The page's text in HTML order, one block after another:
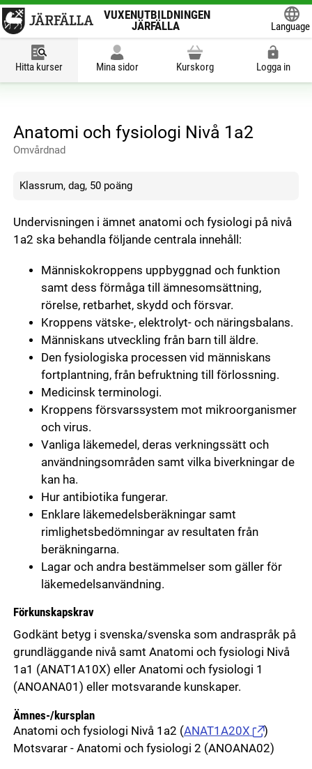
VUXENUTBILDNINGEN
JÄRFÄLLA
Language
Hitta kurser Mina sidor Kurskorg Logga in
Anatomi och fysiologi Nivå 1a2
Omvårdnad
Klassrum, dag, 50 poäng
Undervisningen i ämnet anatomi och fysiologi på nivå
1a2 ska behandla följande centrala innehåll:
Människokroppens uppbyggnad och funktion
samt dess förmåga till ämnesomsättning,
rörelse, retbarhet, skydd och försvar.
Kroppens vätske-, elektrolyt- och näringsbalans.
Människans utveckling från barn till äldre.
Den fysiologiska processen vid människans
fortplantning, från befruktning till förlossning.
Medicinsk terminologi.
Kroppens försvarssystem mot mikroorganismer
och virus.
Vanliga läkemedel, deras verkningssätt och
användningsområden samt vilka biverkningar de
kan ha.
Hur antibiotika fungerar.
Enklare läkemedelsberäkningar samt
rimlighetsbedömningar av resultaten från
beräkningarna.
Lagar och andra bestämmelser som gäller för
läkemedelsanvändning.
Förkunskapskrav
Godkänt betyg i svenska/svenska som andraspråk på
grundläggande nivå samt Anatomi och fysiologi Nivå
1a1 (ANAT1A10X) eller Anatomi och fysiologi 1
(ANOANA01) eller motsvarande kunskaper.
Ämnes-/kursplan
Anatomi och fysiologi Nivå 1a2 (ANAT1A20X
)
Motsvarar - Anatomi och fysiologi 2 (ANOANA02)